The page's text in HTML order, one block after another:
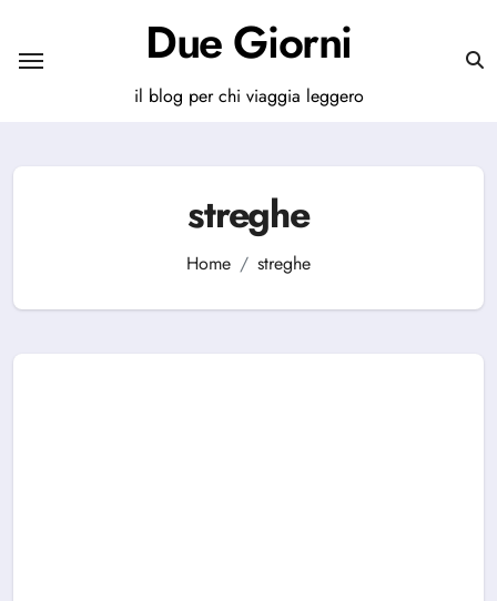
contenuto
Due Giorni
il blog per chi viaggia leggero
streghe
Home streghe